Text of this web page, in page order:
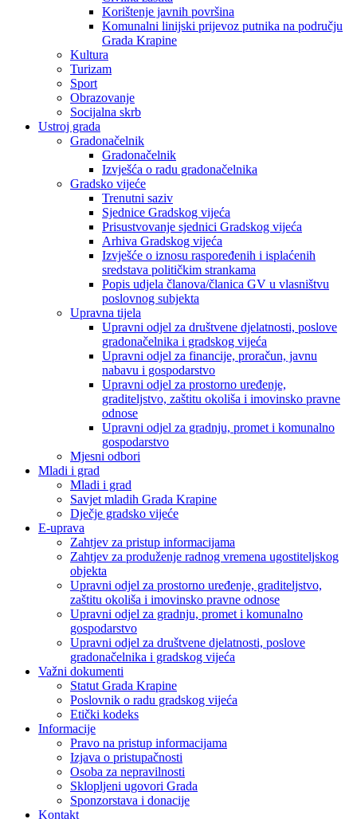
Korištenje javnih površina
Komunalni linijski prijevoz putnika na području
Grada Krapine
Kultura
Turizam
Sport
Obrazovanje
Socijalna skrb
Ustroj grada
Gradonačelnik
Gradonačelnik
Izvješća o radu gradonačelnika
Gradsko vijeće
Trenutni saziv
Sjednice Gradskog vijeća
Prisustvovanje sjednici Gradskog vijeća
Arhiva Gradskog vijeća
Izvješće o iznosu raspoređenih i isplaćenih
sredstava političkim strankama
Popis udjela članova/članica GV u vlasništvu
poslovnog subjekta
Upravna tijela
Upravni odjel za društvene djelatnosti, poslove
gradonačelnika i gradskog vijeća
Upravni odjel za financije, proračun, javnu
nabavu i gospodarstvo
Upravni odjel za prostorno uređenje,
graditeljstvo, zaštitu okoliša i imovinsko pravne
odnose
Upravni odjel za gradnju, promet i komunalno
gospodarstvo
Mjesni odbori
Mladi i grad
Mladi i grad
Savjet mladih Grada Krapine
Dječje gradsko vijeće
E-uprava
Zahtjev za pristup informacijama
Zahtjev za produženje radnog vremena ugostiteljskog
objekta
Upravni odjel za prostorno uređenje, graditeljstvo,
zaštitu okoliša i imovinsko pravne odnose
Upravni odjel za gradnju, promet i komunalno
gospodarstvo
Upravni odjel za društvene djelatnosti, poslove
gradonačelnika i gradskog vijeća
Važni dokumenti
Statut Grada Krapine
Poslovnik o radu gradskog vijeća
Etički kodeks
Informacije
Pravo na pristup informacijama
Izjava o pristupačnosti
Osoba za nepravilnosti
Sklopljeni ugovori Grada
Sponzorstava i donacije
Kontakt